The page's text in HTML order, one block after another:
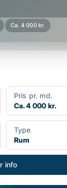
Ca. 4 000 kr.
Pris pr. md.
Ca. 4 000 kr.
Type
Rum
info